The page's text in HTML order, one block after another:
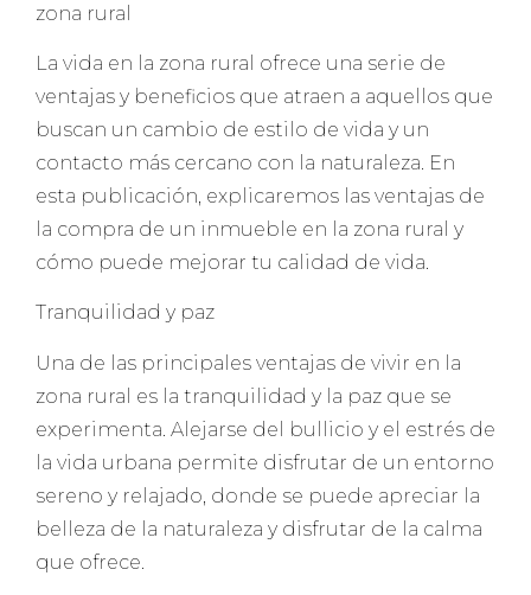
zona rural
La vida en la zona rural ofrece una serie de
ventajas y beneficios que atraen a aquellos que
buscan un cambio de estilo de vida y un
contacto más cercano con la naturaleza. En
esta publicación, explicaremos las ventajas de
la compra de un inmueble en la zona rural y
cómo puede mejorar tu calidad de vida.
Tranquilidad y paz
Una de las principales ventajas de vivir en la
zona rural es la tranquilidad y la paz que se
experimenta. Alejarse del bullicio y el estrés de
la vida urbana permite disfrutar de un entorno
sereno y relajado, donde se puede apreciar la
belleza de la naturaleza y disfrutar de la calma
que ofrece.